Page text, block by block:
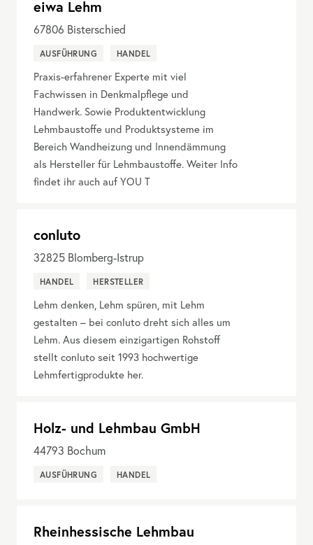
eiwa Lehm
67806 Bisterschied
AUSFÜHRUNG HANDEL
Praxis-erfahrener Experte mit viel
Fachwissen in Denkmalpflege und
Handwerk. Sowie Produktentwicklung
Lehmbaustoffe und Produktsysteme im
Bereich Wandheizung und Innendämmung
als Hersteller für Lehmbaustoffe. Weiter Info
findet ihr auch auf YOU T
conluto
32825 Blomberg-Istrup
HANDEL HERSTELLER
Lehm denken, Lehm spüren, mit Lehm
gestalten – bei conluto dreht sich alles um
Lehm. Aus diesem einzigartigen Rohstoff
stellt conluto seit 1993 hochwertige
Lehmfertigprodukte her.
Holz- und Lehmbau GmbH
44793 Bochum
AUSFÜHRUNG HANDEL
Rheinhessische Lehmbau